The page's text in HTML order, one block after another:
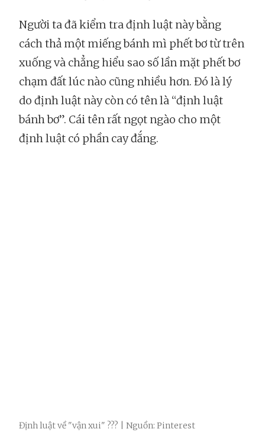
Người ta đã kiểm tra định luật này bằng
cách thả một miếng bánh mì phết bơ từ trên
xuống và chẳng hiểu sao số lần mặt phết bơ
chạm đất lúc nào cũng nhiều hơn. Đó là lý
do định luật này còn có tên là “định luật
bánh bơ”. Cái tên rất ngọt ngào cho một
định luật có phần cay đắng.
Định luật về "vận xui" ??? | Nguồn: Pinterest